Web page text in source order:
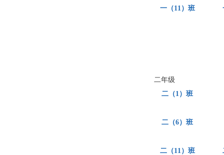
一（11）班
二年级
二（1）班
二（6）班
二（11）班